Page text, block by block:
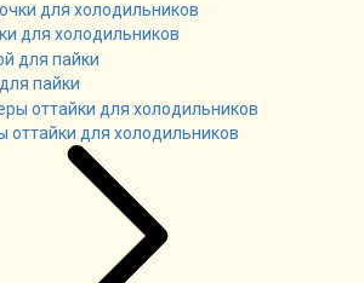
для холодильников
пайки
оттайки для холодильников